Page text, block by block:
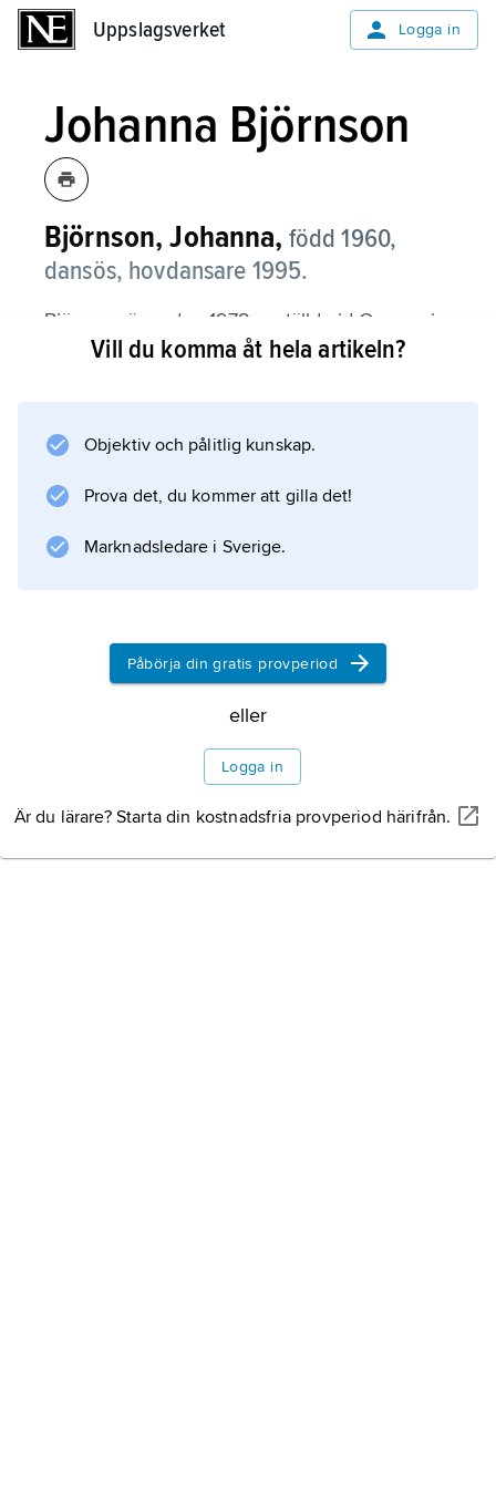
Uppslagsverket Logga in
Johanna Björnson
Björnson, Johanna, född 1960,
dansös, hovdansare 1995.
Björnson är sedan 1978 anställd vid Operan i
Stockholm, där hon blev premiärdansös 1987.
roller har skapats speciellt för henne, framför
huvudrollen i hans version av ”En
Information om artikeln
Vill du komma åt hela artikeln?
Objektiv och pålitlig kunskap.
Prova det, du kommer att gilla det!
Marknadsledare i Sverige.
Påbörja din gratis provperiod
eller
Logga in
Är du lärare? Starta din kostnadsfria provperiod härifrån.